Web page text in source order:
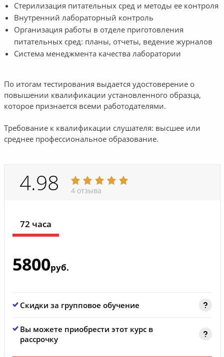
Стерилизация питательных сред и методы ее контроля
Внутренний лабораторный контроль
Организация работы в отделе приготовления
питательных сред: планы, отчеты, ведение журналов
Система менеджмента качества лаборатории
По итогам тестирования выдается удостоверение о
повышении квалификации установленного образца,
которое признается всеми работодателями.
Требование к квалификации слушателя: высшее или
среднее профессиональное образование.
4.98 4 отзыва
72 часа
5800руб.
Скидки за групповое обучение
Вы можете приобрести этот курс в
рассрочку